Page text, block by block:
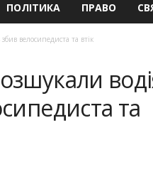
ПОЛІТИКА ПРАВО
велосипедиста та втік
та